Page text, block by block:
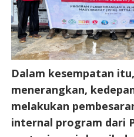
Dalam kesempatan
menerangkan,
melakukan
internal program dari